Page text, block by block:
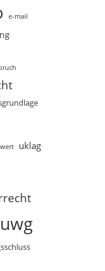
e-mail
uklag
uwg